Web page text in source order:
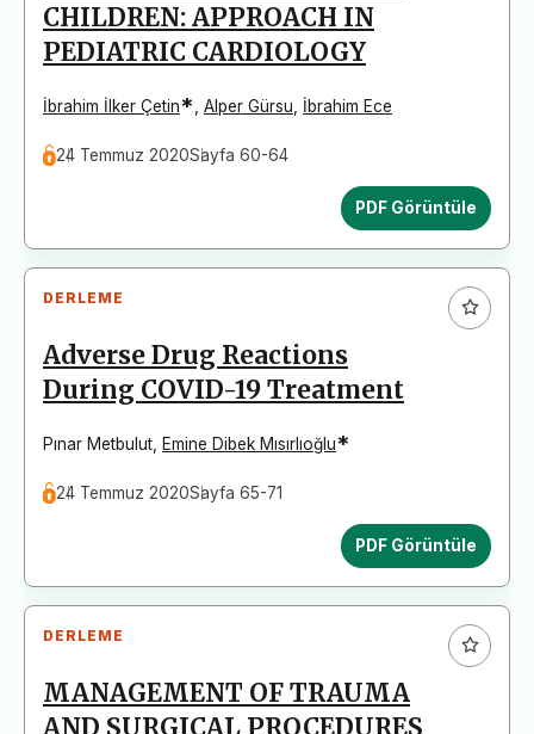
CHILDREN: APPROACH IN
PEDIATRIC CARDIOLOGY
İbrahim İlker Çetin* Alper Gürsu İbrahim Ece
24 Temmuz 2020Sayfa 60-64
PDF Görüntüle
DERLEME
Adverse Drug Reactions
During COVID-19 Treatment
Pınar Metbulut Emine Dibek Mısırlıoğlu*
24 Temmuz 2020Sayfa 65-71
PDF Görüntüle
DERLEME
MANAGEMENT OF TRAUMA
AND SURGICAL PROCEDURES